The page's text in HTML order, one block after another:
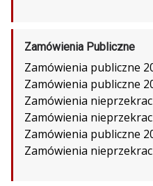
Zamówienia Publiczne
Zamówienia publiczne
Zamówienia publiczne
Zamówienia
Zamówienia
Zamówienia publiczne
Zamówienia